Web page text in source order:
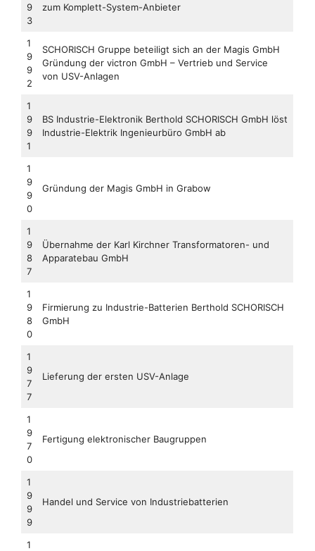
9
3
zum Komplett-System-Anbieter
1
9
9
2
SCHORISCH Gruppe beteiligt sich an der Magis GmbH
Gründung der victron GmbH – Vertrieb und Service
von USV-Anlagen
1
9
9
1
BS Industrie-Elektronik Berthold SCHORISCH GmbH löst
Industrie-Elektrik Ingenieurbüro GmbH ab
1
9
9
0
Gründung der Magis GmbH in Grabow
1
9
8
7
Übernahme der Karl Kirchner Transformatoren- und
Apparatebau GmbH
1
9
8
0
Firmierung zu Industrie-Batterien Berthold SCHORISCH
GmbH
1
9
7
7
Lieferung der ersten USV-Anlage
1
9
7
0
Fertigung elektronischer Baugruppen
1
9
9
9
Handel und Service von Industriebatterien
1